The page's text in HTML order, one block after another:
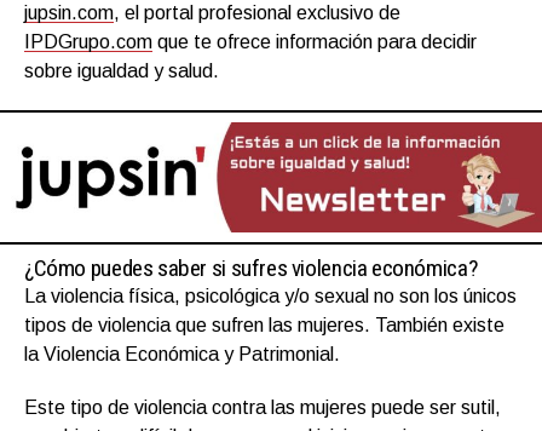
jupsin.com, el portal profesional exclusivo de
IPDGrupo.com que te ofrece información para decidir
sobre igualdad y salud.
¿Cómo puedes saber si sufres violencia económica?
La violencia física, psicológica y/o sexual no son los únicos
tipos de violencia que sufren las mujeres. También existe
la Violencia Económica y Patrimonial.
Este tipo de violencia contra las mujeres puede ser sutil,